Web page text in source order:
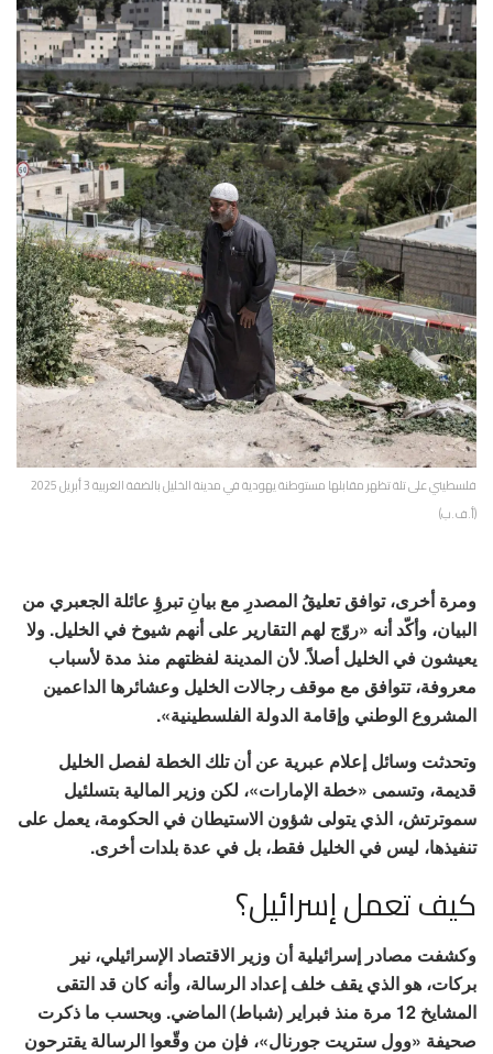
فلسطيني على تلة تظهر مقابلها مستوطنة يهودية في مدينة الخليل بالضفة الغربية 3 أبريل 2025
(أ.ف.ب)
ومرة أخرى، توافق تعليقُ المصدرِ مع بيانِ تبرؤِ عائلة الجعبري من
البيان، وأكّد أنه «روّج لهم التقارير على أنهم شيوخ في الخليل. ولا
يعيشون في الخليل أصلاً. لأن المدينة لفظتهم منذ مدة لأسباب
معروفة، تتوافق مع موقف رجالات الخليل وعشائرها الداعمين
المشروع الوطني وإقامة الدولة الفلسطينية».
وتحدثت وسائل إعلام عبرية عن أن تلك الخطة لفصل الخليل
قديمة، وتسمى «خطة الإمارات»، لكن وزير المالية بتسلئيل
سموترتش، الذي يتولى شؤون الاستيطان في الحكومة، يعمل على
تنفيذها، ليس في الخليل فقط، بل في عدة بلدات أخرى.
كيف تعمل إسرائيل؟
وكشفت مصادر إسرائيلية أن وزير الاقتصاد الإسرائيلي، نير
بركات، هو الذي يقف خلف إعداد الرسالة، وأنه كان قد التقى
المشايخ 12 مرة منذ فبراير (شباط) الماضي. وبحسب ما ذكرت
صحيفة «وول ستريت جورنال»، فإن من وقّعوا الرسالة يقترحون